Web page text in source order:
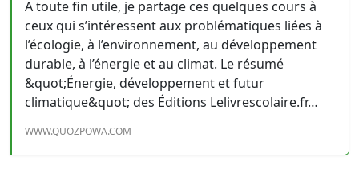
A toute fin utile, je partage ces quelques cours à
ceux qui s’intéressent aux problématiques liées à
l’écologie, à l’environnement, au développement
durable, à l’énergie et au climat. Le résumé
&quot;Énergie, développement et futur
climatique&quot; des Éditions Lelivrescolaire.fr…
WWW.QUOZPOWA.COM